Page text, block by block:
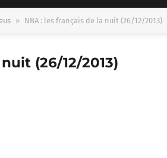
» NBA : les français de la nuit (26/12/2013)
(26/12/2013)